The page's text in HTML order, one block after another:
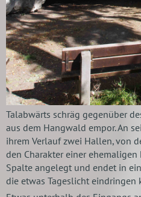
Talabwärts schräg gegenüber
aus dem Hangwald empor. An
ihrem Verlauf zwei Hallen, von
den Charakter einer
Spalte angelegt und endet in
die etwas Tageslicht eindringen